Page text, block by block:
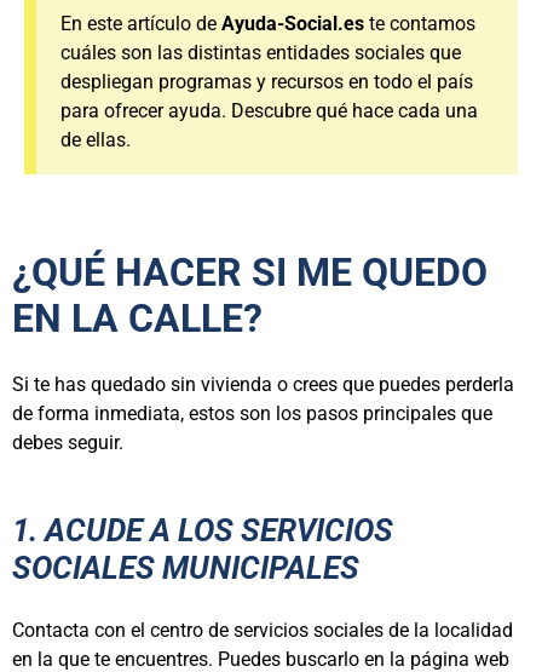
En este artículo de Ayuda-Social.es te contamos
cuáles son las distintas entidades sociales que
despliegan programas y recursos en todo el país
para ofrecer ayuda. Descubre qué hace cada una
de ellas.
¿QUÉ HACER SI ME QUEDO
EN LA CALLE?
Si te has quedado sin vivienda o crees que puedes perderla
de forma inmediata, estos son los pasos principales que
debes seguir.
1. ACUDE A LOS SERVICIOS
SOCIALES MUNICIPALES
Contacta con el centro de servicios sociales de la localidad
en la que te encuentres. Puedes buscarlo en la página web